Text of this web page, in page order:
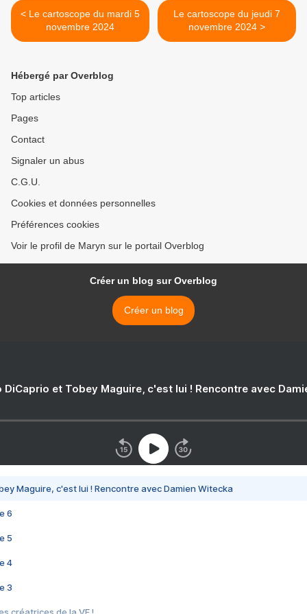
< Le cartoscope du mardi 5
novembre 2024
Le cartoscope du jeudi 7
novembre 2024 >
Hébergé par Overblog
Top articles
Pages
Contact
Signaler un abus
C.G.U.
Cookies et données personnelles
Préférences cookies
Voir le profil de Maryn sur le portail Overblog
Créer un blog sur Overblog
Créer un blog
DiCaprio et Tobey Maguire, c'est lui ! Rencontre avec
Maguire, c'est lui ! Rencontre avec Damien Witecka
6
5
4
3